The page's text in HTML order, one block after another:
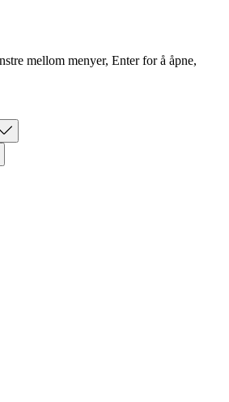
mellom menyer, Enter for å åpne,